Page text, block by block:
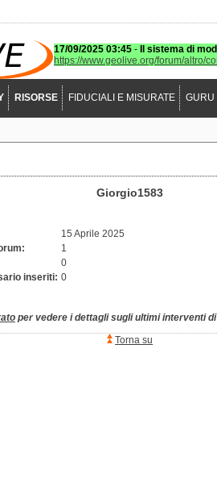
17/09/2025 03:45 -
Il sistema di
https://www.geolive.org/forum/altro/
RISORSE FIDUCIALI E MISURATE GURU
Giorgio1583
15 Aprile 2025
1
0
inseriti: 0
per vedere i dettagli sugli ultimi interventi
Torna su